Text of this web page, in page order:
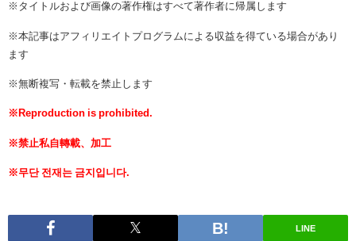
※タイトルおよび画像の著作権はすべて著作者に帰属します
※本記事はアフィリエイトプログラムによる収益を得ている場合があり
ます
※無断複写・転載を禁止します
※Reproduction is prohibited.
※禁止私自轉載、加工
※무단 전재는 금지입니다.
LINE